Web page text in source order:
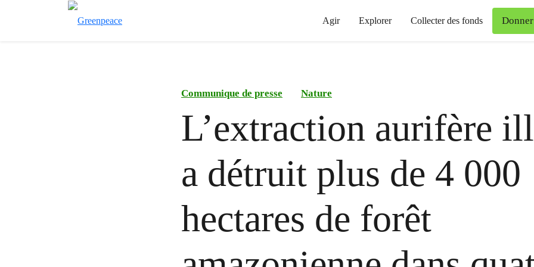
Agir Explorer Collecter des fonds Donner
Communique de presse Nature
L’extraction aurifère
a détruit plus de 4 000
hectares de forêt